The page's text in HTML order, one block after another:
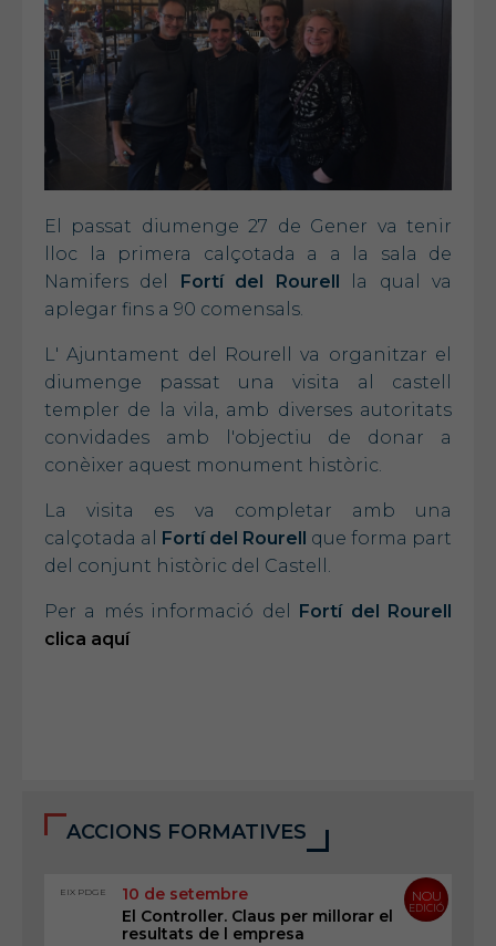
El passat diumenge 27 de Gener va tenir
lloc la primera calçotada a a la sala de
Namifers del
Fortí del Rourell
la qual va
aplegar fins a 90 comensals.
L' Ajuntament del Rourell va organitzar el
diumenge passat una visita al castell
templer de la vila, amb diverses autoritats
convidades amb l'objectiu de donar a
conèixer aquest monument històric.
La visita es va completar amb una
calçotada al
Fortí del Rourell
que forma part
del conjunt històric del Castell.
Per a més informació del
Fortí del Rourell
clica aquí
ACCIONS FORMATIVES
EIX PDGE
10 de setembre
El Controller. Claus per millorar el
resultats de l empresa
NOU
EDICIÓ